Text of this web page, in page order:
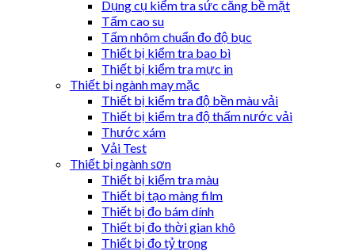
Dụng cụ kiểm tra sức căng bề mặt
Tấm cao su
Tấm nhôm chuẩn đo độ bục
Thiết bị kiểm tra bao bì
Thiết bị kiểm tra mực in
Thiết bị ngành may mặc
Thiết bị kiểm tra độ bền màu vải
Thiết bị kiểm tra độ thấm nước vải
Thước xám
Vải Test
Thiết bị ngành sơn
Thiết bị kiểm tra màu
Thiết bị tạo màng film
Thiết bị đo bám dính
Thiết bị đo thời gian khô
Thiết bị đo tỷ trọng